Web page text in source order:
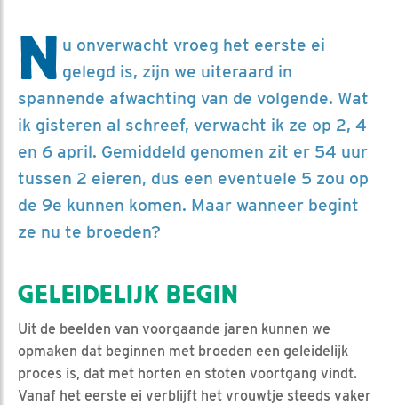
N u onverwacht vroeg het eerste ei
gelegd is, zijn we uiteraard in
spannende afwachting van de volgende. Wat
ik gisteren al schreef, verwacht ik ze op 2, 4
en 6 april. Gemiddeld genomen zit er 54 uur
tussen 2 eieren, dus een eventuele 5 zou op
de 9e kunnen komen. Maar wanneer begint
ze nu te broeden?
GELEIDELIJK BEGIN
Uit de beelden van voorgaande jaren kunnen we
opmaken dat beginnen met broeden een geleidelijk
proces is, dat met horten en stoten voortgang vindt.
Vanaf het eerste ei verblijft het vrouwtje steeds vaker